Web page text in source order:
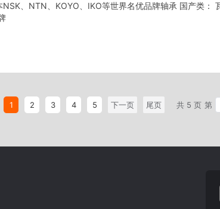
、NTN、KOYO、IKO等世界名优品牌轴承 国产类：
1 2 3 4 5 下一页 尾页 共 5 页 第